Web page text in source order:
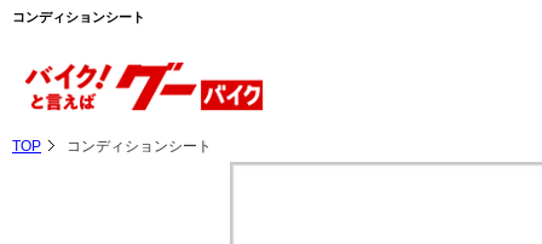
コンディションシート
TOP コンディションシート